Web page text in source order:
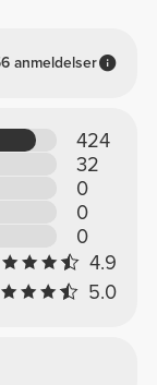
anmeldelser
424
32
0
0
0
4.9
5.0